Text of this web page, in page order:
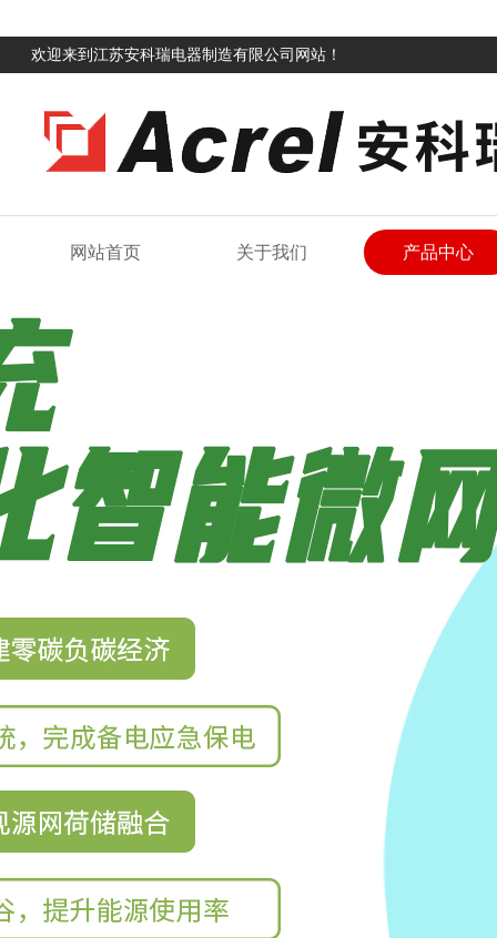
欢迎来到江苏安科瑞电器制造有限公司网站！
网站首页 关于我们 产品中心